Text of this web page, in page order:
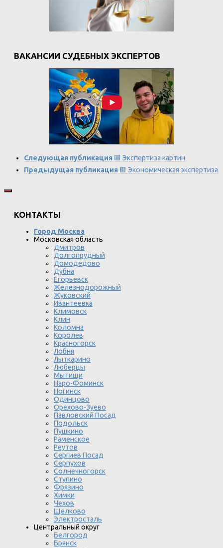
ВАКАНСИИ СУДЕБНЫХ ЭКСПЕРТОВ
Следующая публикация 🟥 Экспертиза картин
Предыдущая публикация 🟥 Экономическая экспертиза
КОНТАКТЫ
Город Москва
Московская область
Дмитров
Долгопрудный
Домодедово
Дубна
Егорьевск
Железнодорожный
Жуковский
Ивантеевка
Климовск
Клин
Коломна
Королев
Красногорск
Лобня
Лыткарино
Люберцы
Мытищи
Наро-Фоминск
Ногинск
Одинцово
Орехово-Зуево
Павловский Посад
Подольск
Пушкино
Раменское
Реутов
Сергиев Посад
Серпухов
Солнечногорск
Ступино
Фрязино
Химки
Чехов
Щелково
Электросталь
Центральный округ
Белгород
Брянск